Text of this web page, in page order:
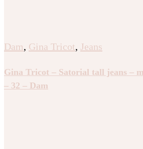
Dam, Gina Tricot, Jeans
Gina Tricot – Satorial tall jeans –
– 32 – Dam